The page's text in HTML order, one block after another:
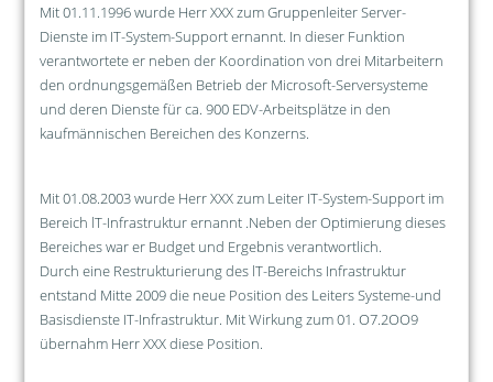
Mit 01.11.1996 wurde Herr XXX zum Gruppenleiter Server-
Dienste im IT-System-Support ernannt. In dieser Funktion
verantwortete er neben der Koordination von drei Mitarbeitern
den ordnungsgemäßen Betrieb der Microsoft-Serversysteme
und deren Dienste für ca. 900 EDV-Arbeitsplätze in den
kaufmännischen Bereichen des Konzerns.
Mit 01.08.2003 wurde Herr XXX zum Leiter IT-System-Support im
Bereich lT-Infrastruktur ernannt .Neben der Optimierung dieses
Bereiches war er Budget und Ergebnis verantwortlich.
Durch eine Restrukturierung des lT-Bereichs Infrastruktur
entstand Mitte 2009 die neue Position des Leiters Systeme-und
Basisdienste IT-Infrastruktur. Mit Wirkung zum 01. O7.2OO9
übernahm Herr XXX diese Position.